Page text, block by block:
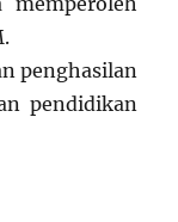
penghasilan
pendidikan